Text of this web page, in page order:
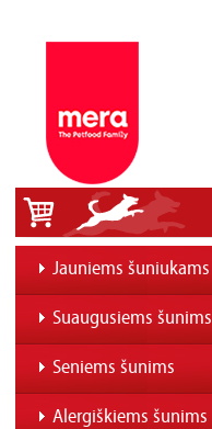
Jauniems šuniukams
Suaugusiems šunims
Seniems šunims
Alergiškiems šunims